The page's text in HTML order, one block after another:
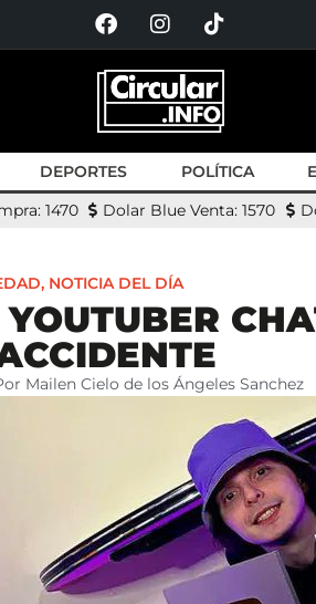
DEPORTES POLÍTICA
1470 Dolar Blue Venta: 1570
, NOTICIA DEL DÍA
Mailen Cielo de los Ángeles Sanchez